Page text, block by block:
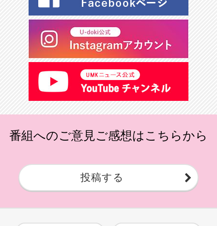
番組へのご意見ご感想はこちらから
投稿する